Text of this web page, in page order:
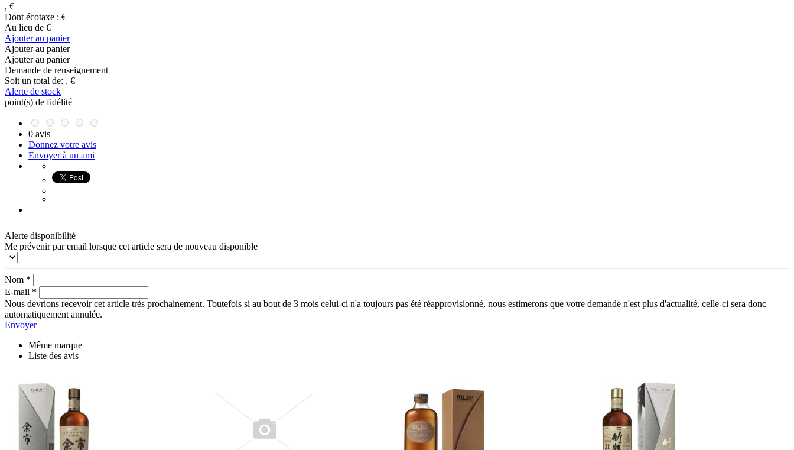
, €
Dont écotaxe : €
Au lieu de €
Ajouter au panier
Ajouter au panier
Ajouter au panier
Demande de renseignement
Soit un total de: , €
Alerte de stock
point(s) de fidélité
0 avis
Donnez votre avis
Envoyer à un ami
Alerte disponibilité
Me prévenir par email lorsque cet article sera de nouveau disponible
Nom *
E-mail *
Nous devrions recevoir cet article très prochainement. Toutefois si au bout de 3 mois celui-ci n'a toujours pas été réapprovisionné, nous estimerons que votre demande n'est plus d'actualité, celle-ci sera donc
automatiquement annulée.
Envoyer
Même marque
Liste des avis